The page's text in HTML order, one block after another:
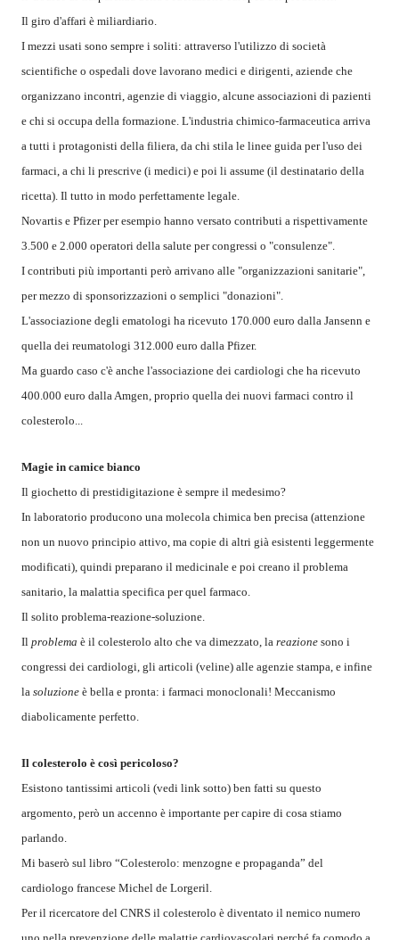
Il giro d'affari è miliardiario.
I mezzi usati sono sempre i soliti: attraverso l'utilizzo di società
scientifiche o ospedali dove lavorano medici e dirigenti, aziende che
organizzano incontri, agenzie di viaggio, alcune associazioni di pazienti
e chi si occupa della formazione. L'industria chimico-farmaceutica arriva
a tutti i protagonisti della filiera, da chi stila le linee guida per l'uso dei
farmaci, a chi li prescrive (i medici) e poi li assume (il destinatario della
ricetta). Il tutto in modo perfettamente legale.
Novartis e Pfizer per esempio hanno versato contributi a rispettivamente
3.500 e 2.000 operatori della salute per congressi o "consulenze".
I contributi più importanti però arrivano alle "organizzazioni sanitarie",
per mezzo di sponsorizzazioni o semplici "donazioni".
L'associazione degli ematologi ha ricevuto 170.000 euro dalla Jansenn e
quella dei reumatologi 312.000 euro dalla Pfizer.
Ma guardo caso c'è anche l'associazione dei cardiologi che ha ricevuto
400.000 euro dalla Amgen, proprio quella dei nuovi farmaci contro il
colesterolo...
Magie in camice bianco
Il giochetto di prestidigitazione è sempre il medesimo?
In laboratorio producono una molecola chimica ben precisa (attenzione
non un nuovo principio attivo, ma copie di altri già esistenti leggermente
modificati), quindi preparano il medicinale e poi creano il problema
sanitario, la malattia specifica per quel farmaco.
Il solito problema-reazione-soluzione.
Il problema è il colesterolo alto che va dimezzato, la reazione sono i
congressi dei cardiologi, gli articoli (veline) alle agenzie stampa, e infine
la soluzione è bella e pronta: i farmaci monoclonali! Meccanismo
diabolicamente perfetto.
Il colesterolo è così pericoloso?
Esistono tantissimi articoli (vedi link sotto) ben fatti su questo
argomento, però un accenno è importante per capire di cosa stiamo
parlando.
Mi baserò sul libro “Colesterolo: menzogne e propaganda” del
cardiologo francese Michel de Lorgeril.
Per il ricercatore del CNRS il colesterolo è diventato il nemico numero